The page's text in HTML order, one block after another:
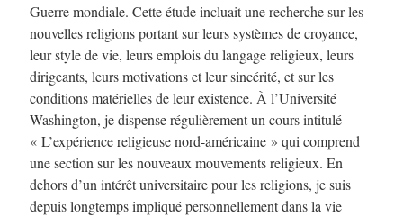
Guerre mondiale. Cette étude incluait une recherche sur les
nouvelles religions portant sur leurs systèmes de croyance,
leur style de vie, leurs emplois du langage religieux, leurs
dirigeants, leurs motivations et leur sincérité, et sur les
conditions matérielles de leur existence. À l’Université
Washington, je dispense régulièrement un cours intitulé
« L’expérience religieuse nord-américaine » qui comprend
une section sur les nouveaux mouvements religieux. En
dehors d’un intérêt universitaire pour les religions, je suis
depuis longtemps impliqué personnellement dans la vie